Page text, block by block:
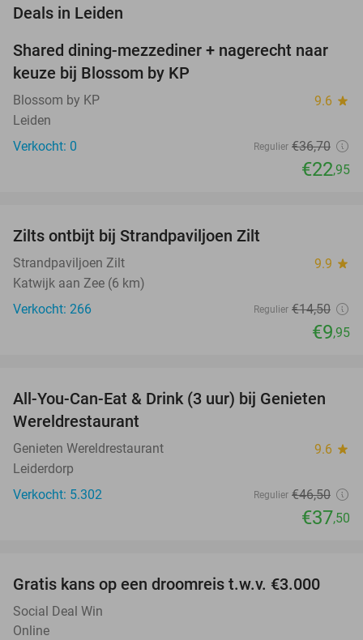
Deals in Leiden
37%
TODAY
Shared dining-mezzediner + nagerecht naar
keuze bij Blossom by KP
Blossom by KP 9.6 star
Leiden
Verkocht: 0
Regulier €36,70
€22,95
Zilts ontbijt bij Strandpaviljoen Zilt
Strandpaviljoen Zilt 9.9 star
Katwijk aan Zee (6 km)
Verkocht: 266
Regulier €14,50
€9,95
19%
All-You-Can-Eat & Drink (3 uur) bij Genieten
Wereldrestaurant
Genieten Wereldrestaurant 9.6 star
Leiderdorp
Verkocht: 5.302
Regulier €46,50
€37,50
Gratis kans op een droomreis t.w.v. €3.000
Social Deal Win
Online